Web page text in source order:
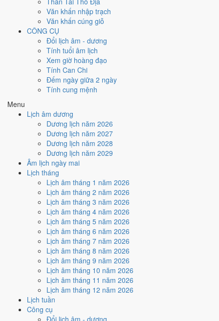
Văn khấn nhập trạch
Văn khấn cúng giỗ
CÔNG CỤ
Đổi lịch âm - dương
Tính tuổi âm lịch
Xem giờ hoàng đạo
Tính Can Chi
Đếm ngày giữa 2 ngày
Tính cung mệnh
Menu
Lịch âm dương
Dương lịch năm 2026
Dương lịch năm 2027
Dương lịch năm 2028
Dương lịch năm 2029
Âm lịch ngày mai
Lịch tháng
Lịch âm tháng 1 năm 2026
Lịch âm tháng 2 năm 2026
Lịch âm tháng 3 năm 2026
Lịch âm tháng 4 năm 2026
Lịch âm tháng 5 năm 2026
Lịch âm tháng 6 năm 2026
Lịch âm tháng 7 năm 2026
Lịch âm tháng 8 năm 2026
Lịch âm tháng 9 năm 2026
Lịch âm tháng 10 năm 2026
Lịch âm tháng 11 năm 2026
Lịch âm tháng 12 năm 2026
Lịch tuần
Công cụ
Đổi lịch âm - dương
Cưới hỏi - đính hôn hôm nay ở
Hắc Đạogây bất lợi.
Cách tính ngày tốt
Khai trương - mở cửa hàng
Trung bình
Khai trương - mở cửa hàng hôm nay ở
Ngày Hắc Đạo gây bất lợi.
Cách tính ngày tốt
3/10 Xấu
Ký hợp đồng - giao ước hôm nay ở
Nguy và Ngày Hắc Đạo gây bất lợi.
Cách tính ngày tốt
Động thổ - khởi công
3 /10Xấu
Động thổ - khởi công hôm nay ở
và Ngày Hắc Đạogây bất lợi.
Cách tính ngày tốt
Nhập trạch - vào nhà mới
Trung bình
Nhập trạch - vào nhà mới hôm nay ở
Ngày Hắc Đạogây bất lợi.
Cách tính ngày tốt
Mua xe - tậu xe
Xấu
Mua xe - tậu xe hôm nay ởmức xấu (3/10)
Ngày Hắc Đạogây bất lợi.
Cách tính ngày tốt
✈️
Xuất hành - đi xa